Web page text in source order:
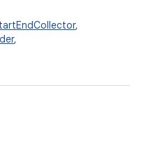
,
,